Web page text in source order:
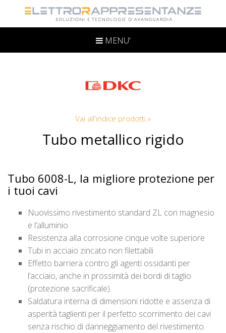
MENU'
Vai all'indice prodotti »
Tubo metallico rigido
Tubo 6008-L, la migliore protezione per
i tuoi cavi
Nuovissimo rivestimento standard ZL con magnesio
e l’alluminio
Resistenza alla corrosione cinque volte superiore
Tubi in acciaio zincato non filettabili
Effetto barriera contro gli agenti ossidanti per
l’acciaio, anche in prossimità dei bordi di taglio
(protezione sacrificale).
Saldatura interna di dimensioni ridotte e assenza di
asperità taglienti per il perfetto scorrimento dei cavi
senza rischio di danneggiamento del rivestimento.